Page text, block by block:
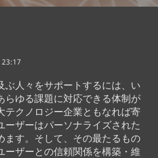
23:17
ぶ人々をサポートするには、い
らゆる課題に対応できる体制が
テクノロジー企業ともなれば寄
ーザーはパーソナライズされた
ます。そして、その最たるもの
ーザーとの信頼関係を構築・維